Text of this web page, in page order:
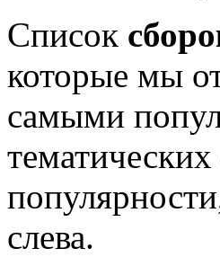
Список
которые мы
самыми
слева.